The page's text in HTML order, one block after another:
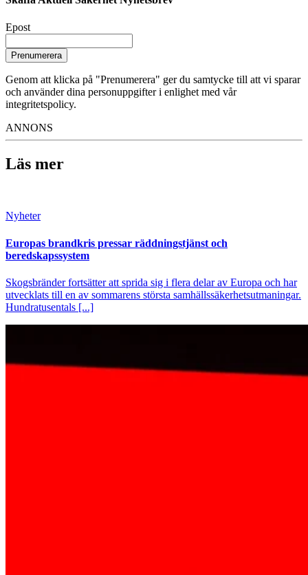
Epost
Prenumerera
Genom att klicka på "Prenumerera" ger du samtycke till att vi sparar
och använder dina personuppgifter i enlighet med vår
integritetspolicy.
ANNONS
Läs mer
Nyheter
Europas brandkris pressar räddningstjänst och
beredskapssystem
Skogsbränder fortsätter att sprida sig i flera delar av Europa och har
utvecklats till en av sommarens största samhällssäkerhetsutmaningar.
Hundratusentals [...]